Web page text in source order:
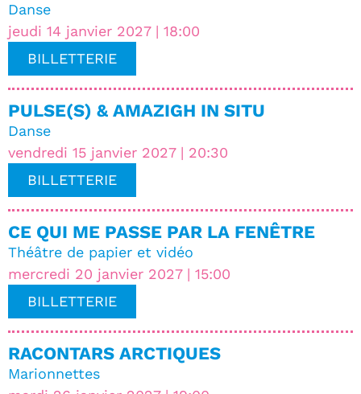
jeudi 14 janvier 2027 | 18:00
Danse
BILLETTERIE
vendredi 15 janvier 2027 | 20:30
PULSE(S) & AMAZIGH IN SITU
Danse
BILLETTERIE
mercredi 20 janvier 2027 | 15:00
CE QUI ME PASSE PAR LA FENÊTRE
Théâtre de papier et vidéo
BILLETTERIE
RACONTARS ARCTIQUES
Marionnettes